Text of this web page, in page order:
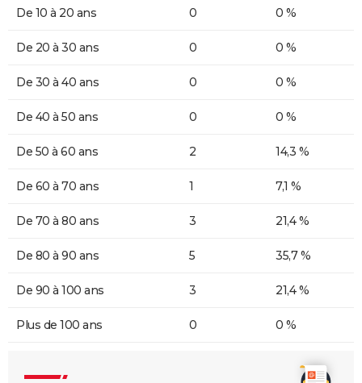
De 10 à 20 ans 0 0 %
De 20 à 30 ans 0 0 %
De 30 à 40 ans 0 0 %
De 40 à 50 ans 0 0 %
De 50 à 60 ans 2 14,3 %
De 60 à 70 ans 1 7,1 %
De 70 à 80 ans 3 21,4 %
De 80 à 90 ans 5 35,7 %
De 90 à 100 ans 3 21,4 %
Plus de 100 ans 0 0 %